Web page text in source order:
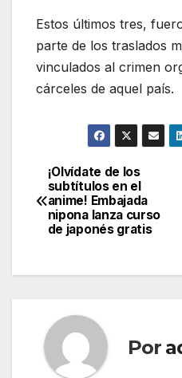
Estos últimos tres,
parte de los traslados
vinculados al crimen
cárceles de aquel país.
Navegación
de
entradas
¡Olvídate de los
subtítulos en el
anime! Embajada
nipona lanza curso
de japonés gratis
Por